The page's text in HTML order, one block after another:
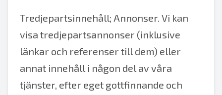
Tredjepartsinnehåll; Annonser. Vi kan
visa tredjepartsannonser (inklusive
länkar och referenser till dem) eller
annat innehåll i någon del av våra
tjänster, efter eget gottfinnande och